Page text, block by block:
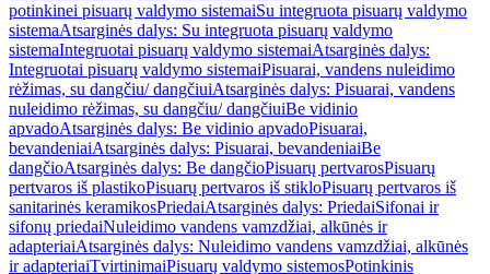
potinkinei pisuarų valdymo sistemaiSu integruota pisuarų valdymo
sistemaAtsarginės dalys: Su integruota pisuarų valdymo
sistemaIntegruotai pisuarų valdymo sistemaiAtsarginės dalys:
Integruotai pisuarų valdymo sistemaiPisuarai, vandens nuleidimo
rėžimas, su dangčiu/ dangčiuiAtsarginės dalys: Pisuarai, vandens
nuleidimo rėžimas, su dangčiu/ dangčiuiBe vidinio
apvadoAtsarginės dalys: Be vidinio apvadoPisuarai,
bevandeniaiAtsarginės dalys: Pisuarai, bevandeniaiBe
dangčioAtsarginės dalys: Be dangčioPisuarų pertvarosPisuarų
pertvaros iš plastikoPisuarų pertvaros iš stikloPisuarų pertvaros iš
sanitarinės keramikosPriedaiAtsarginės dalys: PriedaiSifonai ir
sifonų priedaiNuleidimo vandens vamzdžiai, alkūnės ir
adapteriaiAtsarginės dalys: Nuleidimo vandens vamzdžiai, alkūnės
ir adapteriaiTvirtinimaiPisuarų valdymo sistemosPotinkinis